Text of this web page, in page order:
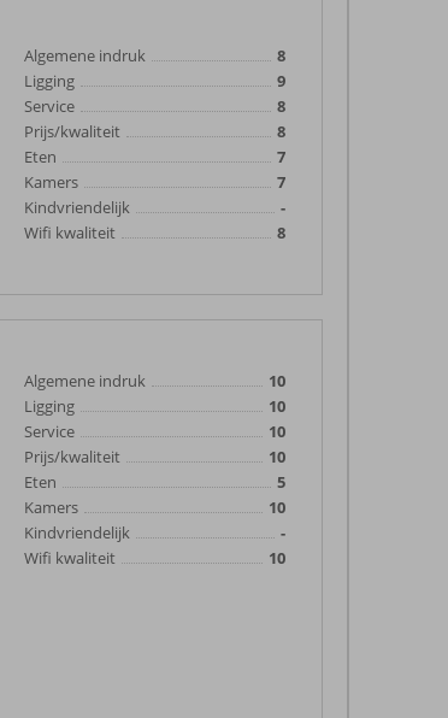
Algemene indruk
8
Ligging
9
Service
8
Prijs/kwaliteit
8
Eten
7
Kamers
7
Kindvriendelijk
-
Wifi kwaliteit
8
Algemene indruk
10
Ligging
10
Service
10
Prijs/kwaliteit
10
Eten
5
Kamers
10
Kindvriendelijk
-
Wifi kwaliteit
10